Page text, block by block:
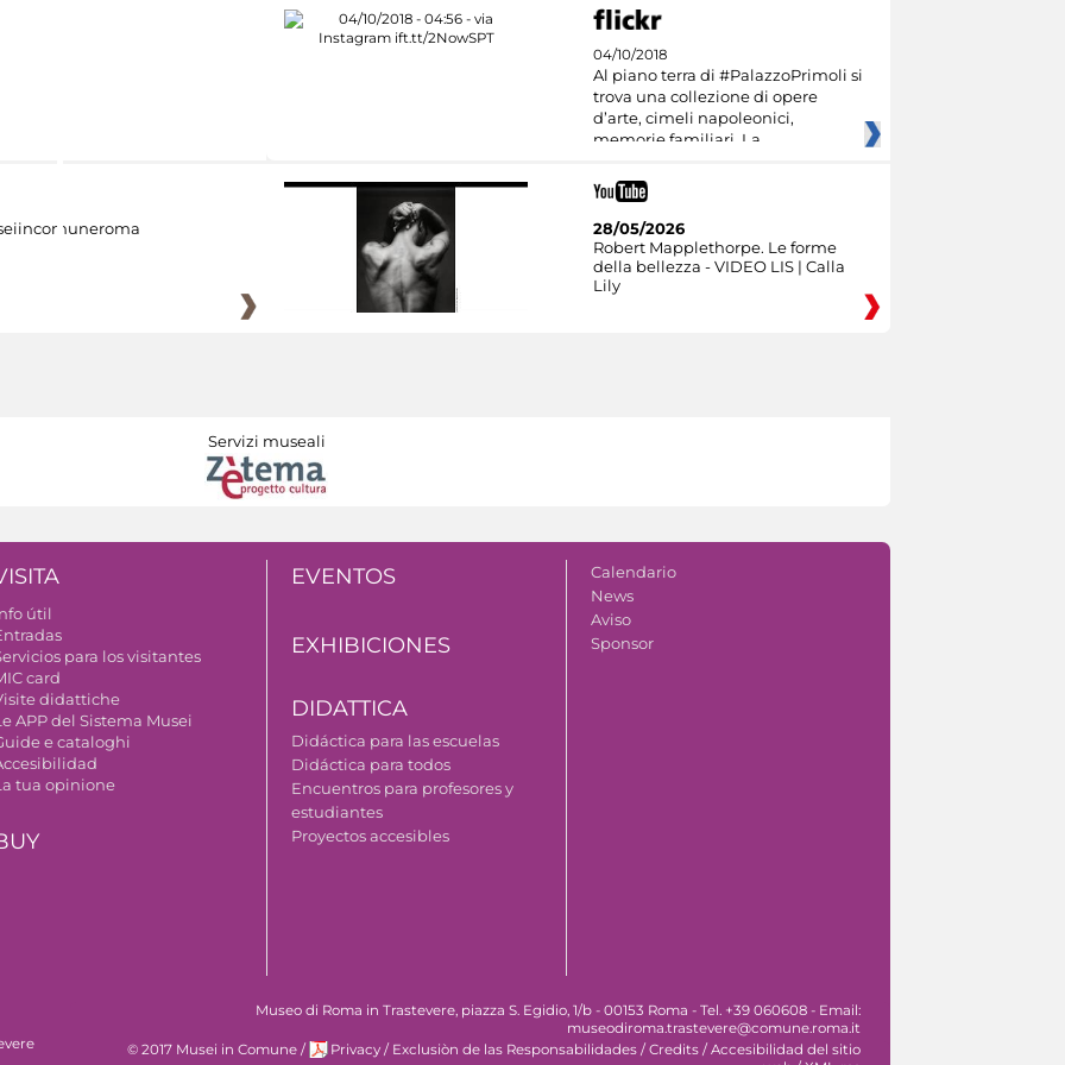
04/10/2018
Al piano terra di #PalazzoPrimoli si
trova una collezione di opere
d’arte, cimeli napoleonici,
memorie familiari. La
28/05/2026
Robert Mapplethorpe. Le forme
della bellezza - VIDEO LIS | Calla
Lily
Servizi museali
útil
para los visitantes
card
didattiche
APP del Sistema Musei
e cataloghi
tua opinione
EVENTOS
EXHIBICIONES
DIDATTICA
Didáctica para las escuelas
Didáctica para todos
Encuentros para profesores y
estudiantes
Proyectos accesibles
Calendario
News
Aviso
Sponsor
Museo di Roma in Trastevere, piazza S. Egidio, 1/b - 00153 Roma - Tel. +39 060608 - Email:
museodiroma.trastevere@comune.roma.it
© 2017 Musei in Comune / Privacy / Exclusiòn de las Responsabilidades / Credits / Accesibilidad del sitio